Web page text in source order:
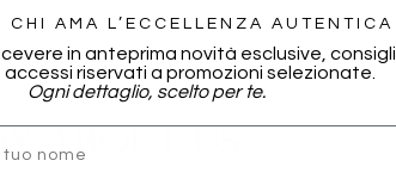
ABOUT US...
CHI AMA L’ECCELLENZA AUTENTICA
in anteprima novità esclusive, consigli
accessi riservati a promozioni selezionate.
Ogni dettaglio, scelto per te.